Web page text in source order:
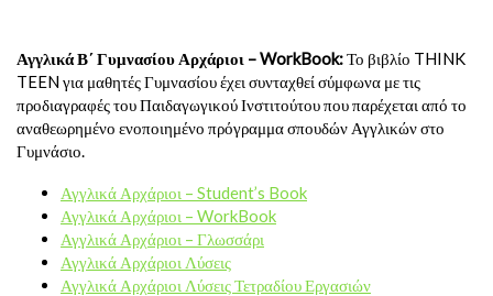
Αγγλικά Β΄ Γυμνασίου Αρχάριοι – WorkBook:Το βιβλίο THINK
TEEN για μαθητές Γυμνασίου έχει συνταχθεί σύμφωνα με τις
προδιαγραφές του Παιδαγωγικού Ινστιτούτου που παρέχεται από το
αναθεωρημένο ενοποιημένο πρόγραμμα σπουδών Αγγλικών στο
Γυμνάσιο.
Αγγλικά Αρχάριοι – Student’s Book
Αγγλικά Αρχάριοι – WorkBook
Αγγλικά Αρχάριοι – Γλωσσάρι
Αγγλικά Αρχάριοι Λύσεις
Αγγλικά Αρχάριοι Λύσεις Τετραδίου Εργασιών